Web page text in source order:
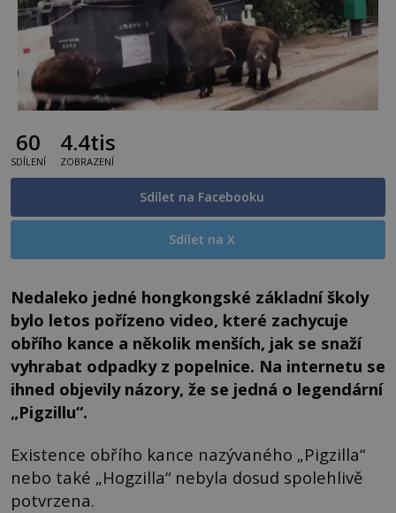
60
SDÍLENÍ
4.4tis
ZOBRAZENÍ
Sdílet na Facebooku
Sdílet na X
Nedaleko jedné hongkongské základní školy
bylo letos pořízeno video, které zachycuje
obřího kance a několik menších, jak se snaží
vyhrabat odpadky z popelnice. Na internetu se
ihned objevily názory, že se jedná o legendární
„Pigzillu“.
Existence obřího kance nazývaného „Pigzilla“
nebo také „Hogzilla“ nebyla dosud spolehlivě
potvrzena.